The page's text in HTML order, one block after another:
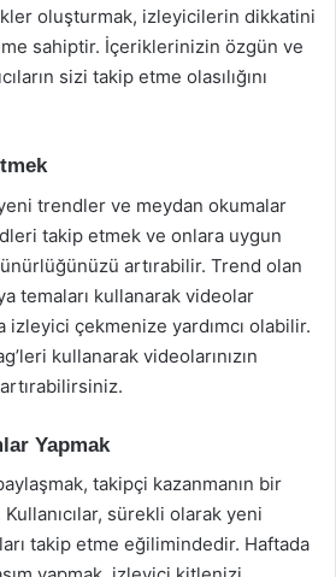
oluşturmak, izleyicilerin dikkatini
sahiptir. İçeriklerinizin özgün ve
sizi takip etme olasılığını
trendler ve meydan okumalar
takip etmek ve onlara uygun
artırabilir. Trend olan
temaları kullanarak videolar
izleyici çekmenize yardımcı olabilir.
kullanarak videolarınızın
artırabilirsiniz.
Yapmak
takipçi kazanmanın bir
sürekli olarak yeni
takip etme eğilimindedir. Haftada